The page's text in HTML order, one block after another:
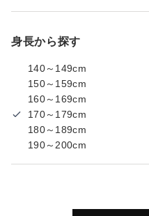
身長から探す
140～149cm
150～159cm
160～169cm
170～179cm
180～189cm
190～200cm